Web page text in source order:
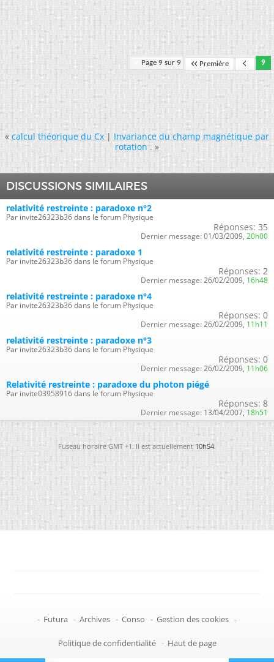
Page 9 sur 9 Première 9
« calcul théorique du Cx|Invariance du champ magnétique par
rotation . »
DISCUSSIONS SIMILAIRES
relativité restreinte : paradoxe n°2
Par invite26323b36 dans le forum Physique
Réponses: 35
Dernier message: 01/03/2009, 20h00
relativité restreinte : paradoxe 1
Par invite26323b36 dans le forum Physique
Réponses: 2
Dernier message: 26/02/2009, 16h48
relativité restreinte : paradoxe n°4
Par invite26323b36 dans le forum Physique
Réponses: 0
Dernier message: 26/02/2009, 11h11
relativité restreinte : paradoxe n°3
Par invite26323b36 dans le forum Physique
Réponses: 0
Dernier message: 26/02/2009, 11h06
Relativité restreinte : paradoxe du photon piégé
Par invite03958916 dans le forum Physique
Réponses: 8
Dernier message: 13/04/2007, 18h51
Fuseau horaire GMT +1. Il est actuellement10h54.
- Futura - Archives - Conso - Gestion des cookies -
Politique de confidentialité - Haut de page